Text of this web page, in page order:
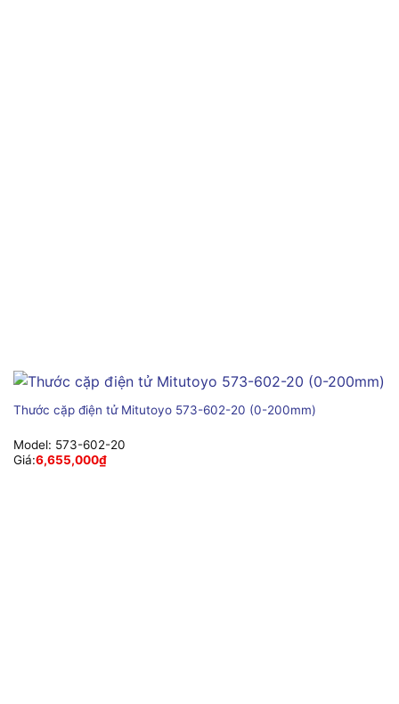
Thước cặp điện tử Mitutoyo 573-602-20 (0-200mm)
Model: 573-602-20
Giá:6,655,000₫